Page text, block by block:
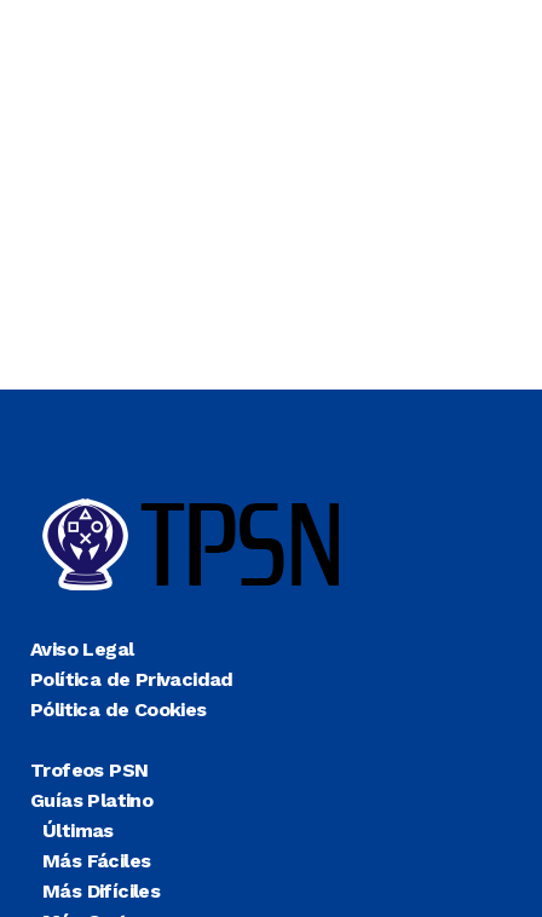
Aviso Legal
Política de Privacidad
Pólitica de Cookies
Trofeos PSN
Guías Platino
Últimas
Más Fáciles
Más Difíciles